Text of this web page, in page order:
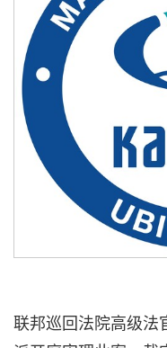
联邦巡回法院高级法